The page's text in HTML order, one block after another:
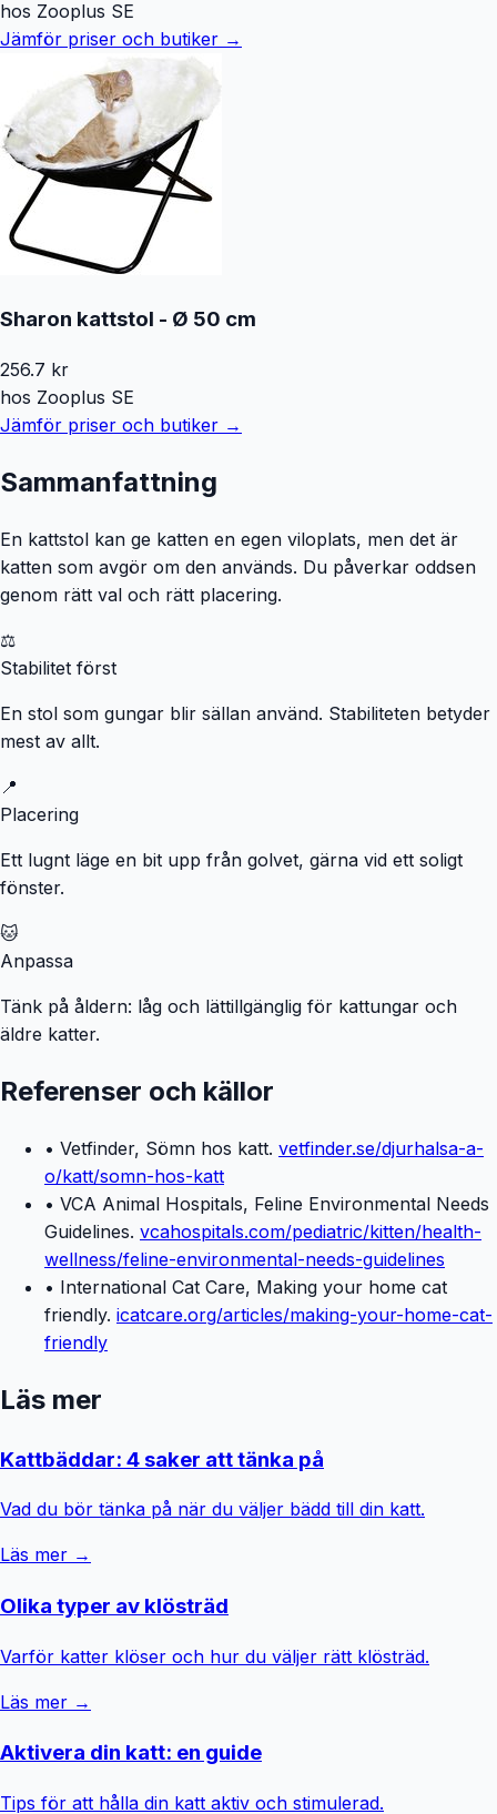
hos Zooplus SE
Jämför priser och butiker →
Sharon kattstol - Ø 50 cm
256.7 kr
hos Zooplus SE
Jämför priser och butiker →
Sammanfattning
En kattstol kan ge katten en egen viloplats, men det är
katten som avgör om den används. Du påverkar oddsen
genom rätt val och rätt placering.
⚖️
Stabilitet först
En stol som gungar blir sällan använd. Stabiliteten betyder
mest av allt.
📍
Placering
Ett lugnt läge en bit upp från golvet, gärna vid ett soligt
fönster.
🐱
Anpassa
Tänk på åldern: låg och lättillgänglig för kattungar och
äldre katter.
Referenser och källor
• Vetfinder, Sömn hos katt. vetfinder.se/djurhalsa-a-
o/katt/somn-hos-katt
• VCA Animal Hospitals, Feline Environmental Needs
Guidelines. vcahospitals.com/pediatric/kitten/health-
wellness/feline-environmental-needs-guidelines
• International Cat Care, Making your home cat
friendly. icatcare.org/articles/making-your-home-cat-
friendly
Läs mer
Kattbäddar: 4 saker att tänka på
Vad du bör tänka på när du väljer bädd till din katt.
Läs mer →
Olika typer av klösträd
Varför katter klöser och hur du väljer rätt klösträd.
Läs mer →
Aktivera din katt: en guide
Tips för att hålla din katt aktiv och stimulerad.